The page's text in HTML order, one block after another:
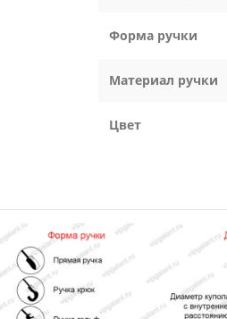
Форма ручки
Материал ручки
Цвет